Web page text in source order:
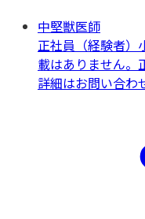
中堅獣医師
正社員（経験者）
載はありません。
詳細はお問い合わ